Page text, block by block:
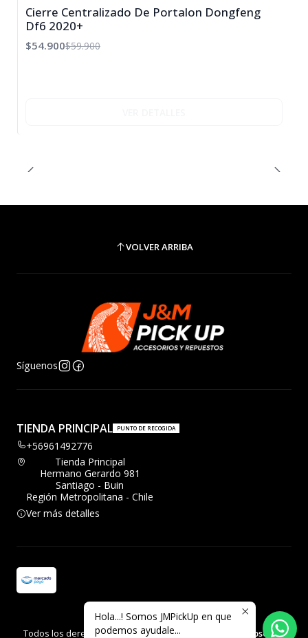
OFF
Cierre Centralizado De Portalon Dongfeng
Df6 2020+
$54.900$59.900
VOLVER ARRIBA
Síguenos
TIENDA PRINCIPAL PUNTO DE RECOGIDA
+56961492776
Tienda Principal
Hermano Gerardo 981
Santiago - Buin
Región Metropolitana - Chile
Ver más detalles
2026 JMPickup.
Todos los derechos reservados.Desarrollado por Jumpseller.
Hola...! Somos JMPickUp en que
podemos ayudale...